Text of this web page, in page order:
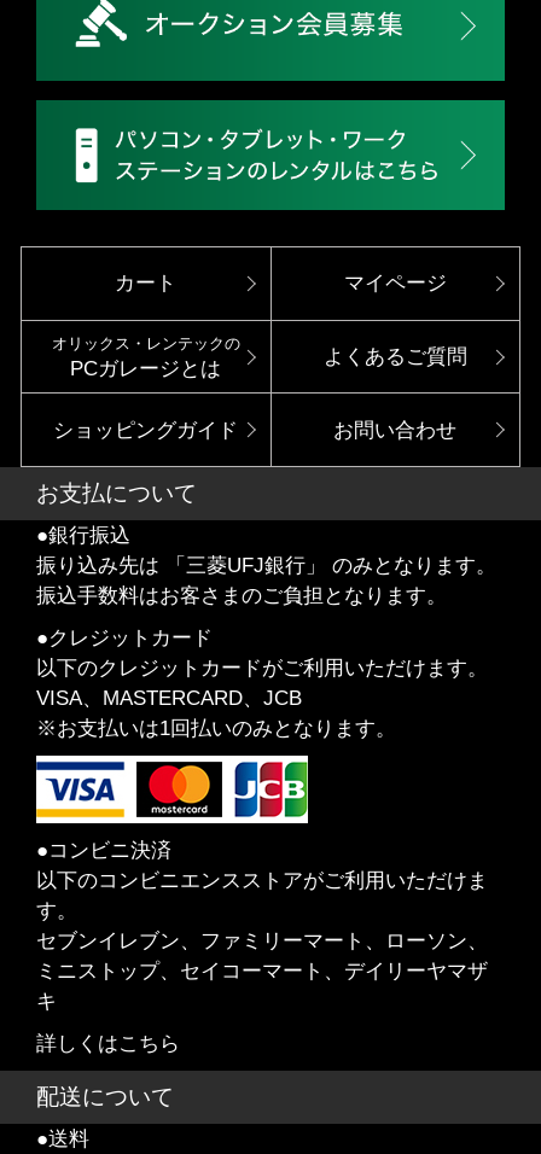
カート マイページ
オリックス・レンテックの
PCガレージとは
よくあるご質問
ショッピングガイド お問い合わせ
お支払について
●銀行振込
振り込み先は 「三菱UFJ銀行」 のみとなります。
振込手数料はお客さまのご負担となります。
●クレジットカード
以下のクレジットカードがご利用いただけます。
VISA、MASTERCARD、JCB
※お支払いは1回払いのみとなります。
●コンビニ決済
以下のコンビニエンスストアがご利用いただけま
す。
セブンイレブン、ファミリーマート、ローソン、
ミニストップ、セイコーマート、デイリーヤマザ
キ
詳しくはこちら
配送について
●送料